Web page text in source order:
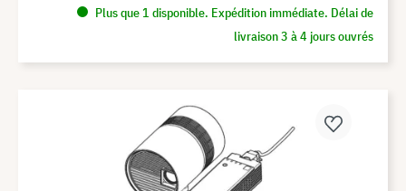
Plus que 1 disponible. Expédition immédiate. Délai de
livraison 3 à 4 jours ouvrés